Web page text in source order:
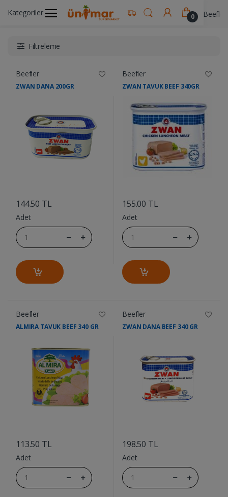
Kategoriler 0
Ünimar Anasayfa Süt ve Kahvaltılık Ürünler Beefler
Filtreleme
Beefler
ZWAN DANA 200GR
144.50 TL
Adet
Beefler
ZWAN TAVUK BEEF 340GR
155.00 TL
Adet
Beefler
ALMIRA TAVUK BEEF 340 GR
113.50 TL
Adet
Beefler
ZWAN DANA BEEF 340 GR
198.50 TL
Adet